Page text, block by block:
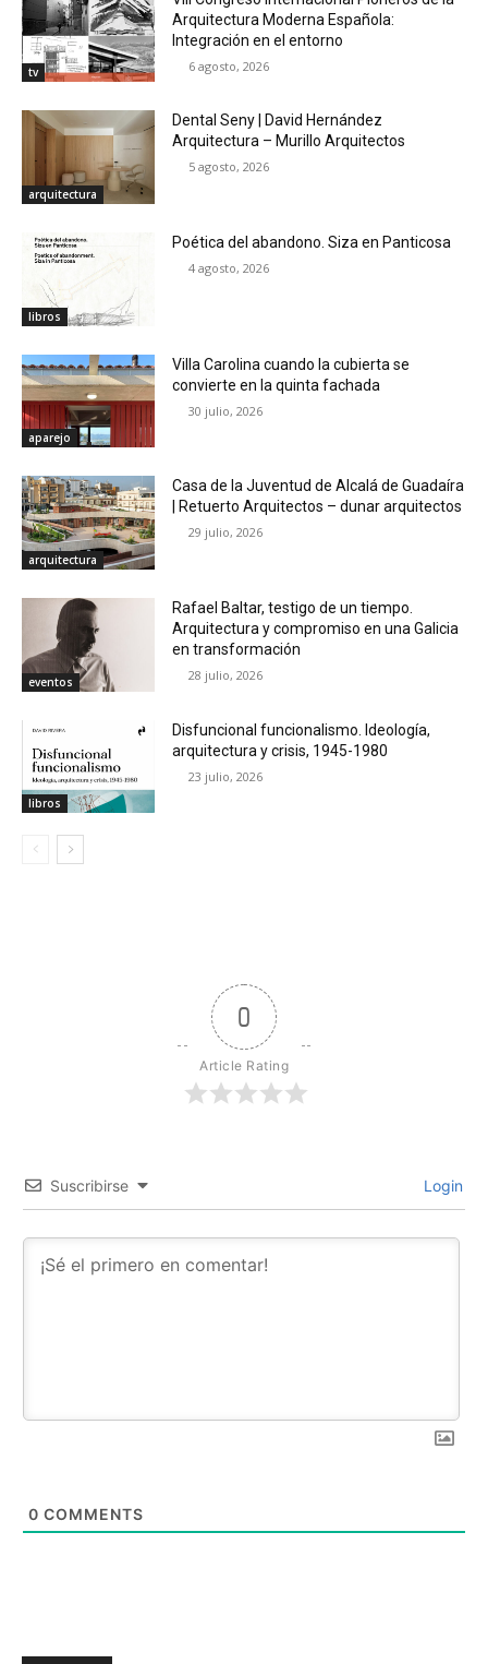
tv
Arquitectura Moderna Española:
Integración en el entorno
6 agosto, 2026
arquitectura
Dental Seny | David Hernández
Arquitectura – Murillo Arquitectos
5 agosto, 2026
libros
Poética del abandono. Siza en Panticosa
4 agosto, 2026
aparejo
Villa Carolina cuando la cubierta se
convierte en la quinta fachada
30 julio, 2026
arquitectura
Casa de la Juventud de Alcalá de Guadaíra
| Retuerto Arquitectos – dunar arquitectos
29 julio, 2026
eventos
Rafael Baltar, testigo de un tiempo.
Arquitectura y compromiso en una Galicia
en transformación
28 julio, 2026
libros
Disfuncional funcionalismo. Ideología,
arquitectura y crisis, 1945-1980
23 julio, 2026
0
Article Rating
Suscribirse Login
0 COMMENTS